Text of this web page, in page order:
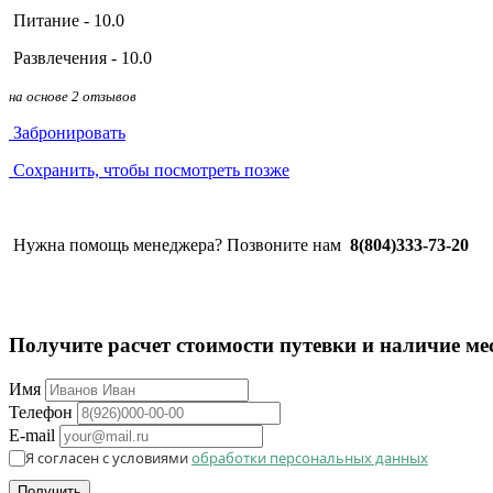
Питание - 10.0
Развлечения - 10.0
на основе 2 отзывов
Забронировать
Сохранить, чтобы посмотреть позже
Нужна помощь менеджера? Позвоните нам 8(804)333-73-20
Получите расчет стоимости путевки и наличие
Имя
Телефон
E-mail
Я согласен с условиямиобработки персональных данных